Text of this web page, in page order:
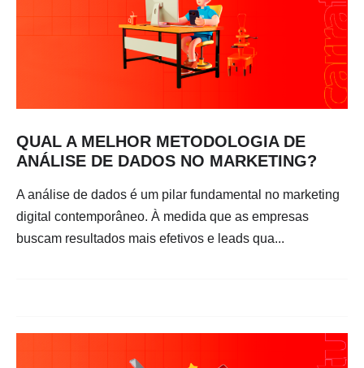
QUAL A MELHOR METODOLOGIA DE
ANÁLISE DE DADOS NO MARKETING?
A análise de dados é um pilar fundamental no marketing
digital contemporâneo. À medida que as empresas
buscam resultados mais efetivos e leads qua...